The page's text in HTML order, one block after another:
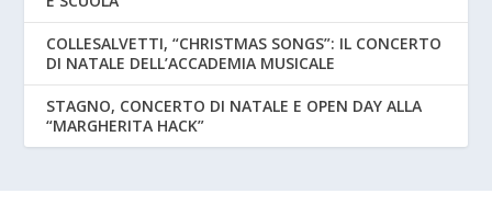
COLLESALVETTI, “CHRISTMAS SONGS”: IL CONCERTO
DI NATALE DELL’ACCADEMIA MUSICALE
STAGNO, CONCERTO DI NATALE E OPEN DAY ALLA
“MARGHERITA HACK”